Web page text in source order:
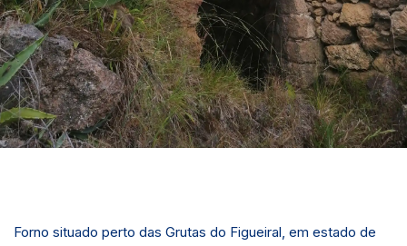
Forno situado perto das Grutas do Figueiral, em estado de